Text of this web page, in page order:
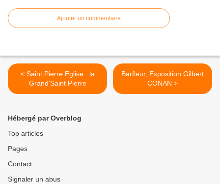
Ajouter un commentaire
< Saint Pierre Eglise : la
Grand'Saint Pierre
Barfleur, Exposition Gilbert
CONAN >
Hébergé par Overblog
Top articles
Pages
Contact
Signaler un abus